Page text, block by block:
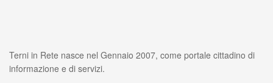
Terni in Rete nasce nel Gennaio 2007, come portale cittadino di
informazione e di servizi.